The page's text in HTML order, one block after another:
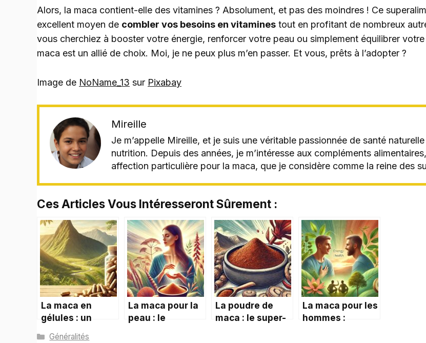
Alors, la maca contient-elle des vitamines ? Absolument, et pas des moindres ! Ce
excellent moyen de combler vos besoins en vitamines tout en profitant de nombreux
vous cherchiez à booster votre énergie, renforcer votre peau ou simplement équilibrer
maca est un allié de choix. Moi, je ne peux plus m’en passer. Et vous, prêts à l’adopter ?
Image de NoName_13 sur Pixabay
Mireille
Je m’appelle Mireille, et je suis une véritable passionnée de santé
nutrition. Depuis des années, je m’intéresse aux compléments
affection particulière pour la maca, que je considère comme la reine des
Ces Articles Vous Intéresseront Sûrement :
La maca en
gélules : un
La maca pour la
peau : le
La poudre de
maca : le super-
La maca pour les
hommes :
Catégories
Généralités